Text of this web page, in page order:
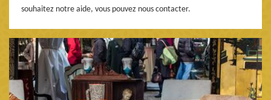
souhaitez notre aide, vous pouvez nous contacter.